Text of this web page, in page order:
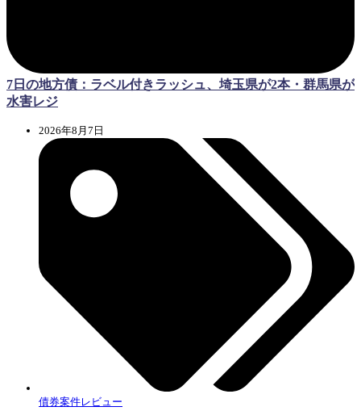
7日の地方債：ラベル付きラッシュ、埼玉県が2本・群馬県が
水害レジ
2026年8月7日
債券案件レビュー